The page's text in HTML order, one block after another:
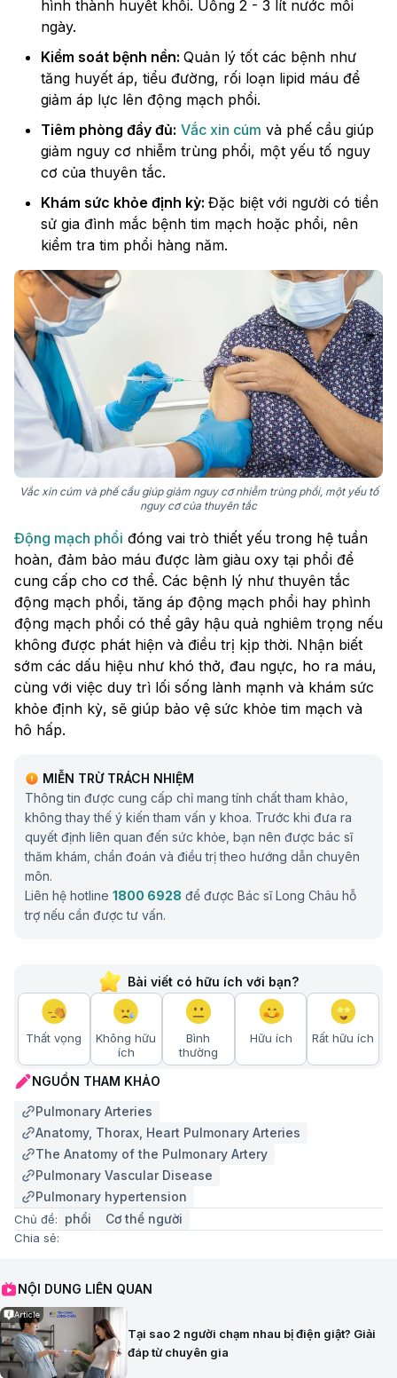
hình thành huyết khối. Uống 2 - 3 lít nước mỗi
ngày.
Kiểm soát bệnh nền: Quản lý tốt các bệnh như
tăng huyết áp, tiểu đường, rối loạn lipid máu để
giảm áp lực lên động mạch phổi.
Tiêm phòng đầy đủ: Vắc xin cúm và phế cầu giúp
giảm nguy cơ nhiễm trùng phổi, một yếu tố nguy
cơ của thuyên tắc.
Khám sức khỏe định kỳ: Đặc biệt với người có tiền
sử gia đình mắc bệnh tim mạch hoặc phổi, nên
kiểm tra tim phổi hàng năm.
Vắc xin cúm và phế cầu giúp giảm nguy cơ nhiễm trùng phổi, một yếu tố
nguy cơ của thuyên tắc
Động mạch phổi đóng vai trò thiết yếu trong hệ tuần
hoàn, đảm bảo máu được làm giàu oxy tại phổi để
cung cấp cho cơ thể. Các bệnh lý như thuyên tắc
động mạch phổi, tăng áp động mạch phổi hay phình
động mạch phổi có thể gây hậu quả nghiêm trọng nếu
không được phát hiện và điều trị kịp thời. Nhận biết
sớm các dấu hiệu như khó thở, đau ngực, ho ra máu,
cùng với việc duy trì lối sống lành mạnh và khám sức
khỏe định kỳ, sẽ giúp bảo vệ sức khỏe tim mạch và
hô hấp.
MIỄN TRỪ TRÁCH NHIỆM
Thông tin được cung cấp chỉ mang tính chất tham khảo,
không thay thế ý kiến tham vấn y khoa. Trước khi đưa ra
quyết định liên quan đến sức khỏe, bạn nên được bác sĩ
thăm khám, chẩn đoán và điều trị theo hướng dẫn chuyên
môn.
Liên hệ hotline 1800 6928 để được Bác sĩ Long Châu hỗ
trợ nếu cần được tư vấn.
Bài viết có hữu ích với bạn?
Thất vọng
Không hữu
ích
Bình
thường
Hữu ích Rất hữu ích
NGUỒN THAM KHẢO
Pulmonary Arteries
Anatomy, Thorax, Heart Pulmonary Arteries
The Anatomy of the Pulmonary Artery
Pulmonary Vascular Disease
Pulmonary hypertension
Chủ đề: phổi Cơ thể người
Chia sẻ:
NỘI DUNG LIÊN QUAN
Article
Tại sao 2 người chạm nhau bị điện giật? Giải
đáp từ chuyên gia